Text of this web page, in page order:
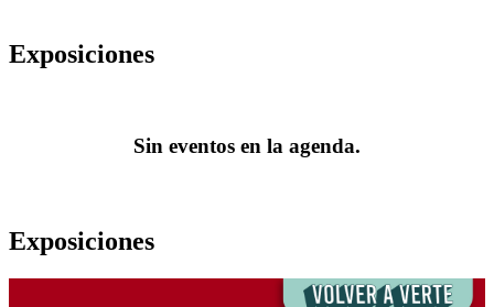
Exposiciones
Sin eventos en la agenda.
Exposiciones